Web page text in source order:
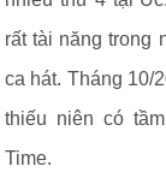
rất tài năng trong
ca hát. Tháng 10/
thiếu niên có
Time.